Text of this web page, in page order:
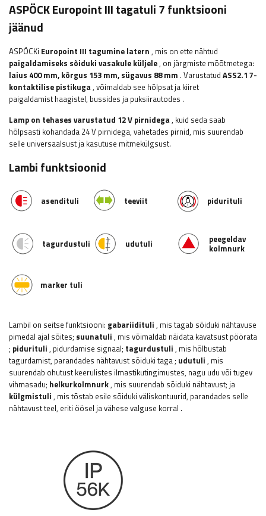
ASPÖCK Europoint III tagatuli 7 funktsiooni
jäänud
ASPÖCKi Europoint III tagumine latern , mis on ette nähtud
paigaldamiseks sõiduki vasakule küljele, on järgmiste mõõtmetega:
laius 400 mm, kõrgus 153 mm, sügavus 88 mm . Varustatud ASS2.1 7-
kontaktilise pistikuga, võimaldab see hõlpsat ja kiiret
paigaldamist haagistel, bussides ja puksiirautodes .
Lamp on tehases varustatud 12 V pirnidega, kuid seda saab
hõlpsasti kohandada 24 V pirnidega, vahetades pirnid, mis suurendab
selle universaalsust ja kasutuse mitmekülgsust.
Lambi funktsioonid
asendituli teeviit pidurituli
tagurdustuli udutuli
peegeldav
kolmnurk
marker tuli
Lambil on seitse funktsiooni: gabariidituli , mis tagab sõiduki nähtavuse
pimedal ajal sõites; suunatuli , mis võimaldab näidata kavatsust pöörata
; pidurituli , pidurdamise signaal; tagurdustuli , mis hõlbustab
tagurdamist, parandades nähtavust sõiduki taga; udutuli , mis
suurendab ohutust keerulistes ilmastikutingimustes, nagu udu või tugev
vihmasadu; helkurkolmnurk, mis suurendab sõiduki nähtavust; ja
külgmistuli , mis tõstab esile sõiduki väliskontuurid, parandades selle
nähtavust teel, eriti öösel ja vähese valguse korral .